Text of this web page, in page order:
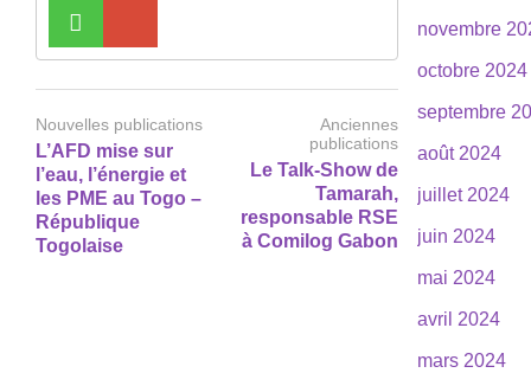
Nouvelles publications
L’AFD mise sur
l’eau, l’énergie et
les PME au Togo –
République
Togolaise
Anciennes
publications
Le Talk-Show de
Tamarah,
responsable RSE
à Comilog Gabon
novembre
octobre 2024
septembre
août 2024
juillet 2024
juin 2024
mai 2024
avril 2024
mars 2024